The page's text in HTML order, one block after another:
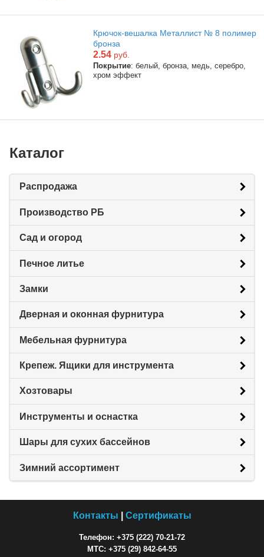
Крючок-вешалка Металлист № 8 полимер
бронза
2.54 руб.
Покрытие: белый, бронза, медь, серебро,
хром эффект
Каталог
Распродажа
Производство РБ
Сад и огород
Печное литье
Замки
Дверная и оконная фурнитура
Мебельная фурнитура
Крепеж. Ящики для инструмента
Хозтовары
Инструменты и оснастка
Шары для сухих бассейнов
Зимний ассортимент
Контакты Сертификаты
Телефон: +375 (222) 70-21-72
МТС: +375 (29) 842-64-55